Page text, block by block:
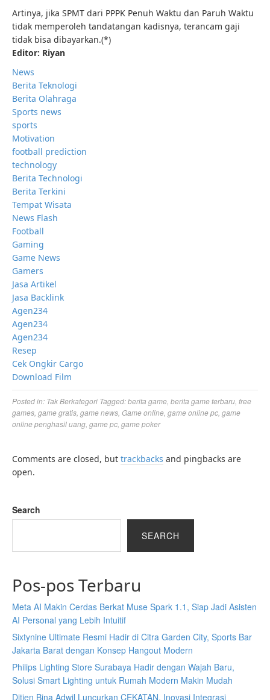
Artinya, jika SPMT dari PPPK Penuh Waktu dan Paruh Waktu
tidak memperoleh tandatangan kadisnya, terancam gaji
tidak bisa dibayarkan.(*)
Editor: Riyan
News
Berita Teknologi
Berita Olahraga
Sports news
sports
Motivation
football prediction
technology
Berita Technologi
Berita Terkini
Tempat Wisata
News Flash
Football
Gaming
Game News
Gamers
Jasa Artikel
Jasa Backlink
Agen234
Agen234
Agen234
Resep
Cek Ongkir Cargo
Download Film
Posted in: Tak Berkategori Tagged:berita game berita game terbaru free
games game gratis game news Game online game online pc game
online penghasil uang game pc game poker
Comments are closed, but trackbacks and pingbacks are
open.
Search
SEARCH
Pos-pos Terbaru
Meta AI Makin Cerdas Berkat Muse Spark 1.1, Siap Jadi Asisten
AI Personal yang Lebih Intuitif
Sixtynine Ultimate Resmi Hadir di Citra Garden City, Sports Bar
Jakarta Barat dengan Konsep Hangout Modern
Philips Lighting Store Surabaya Hadir dengan Wajah Baru,
Solusi Smart Lighting untuk Rumah Modern Makin Mudah
Ditjen Bina Adwil Luncurkan CEKATAN, Inovasi Integrasi